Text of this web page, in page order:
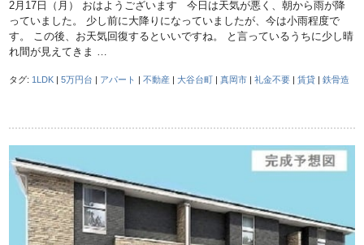
2月17日（月） おはようございます 今日は天気が悪く、朝から雨が降
っていました。 少し前に大降りになっていましたが、今は小雨程度で
す。 この後、お天気回復するといいですね。 と言っているうちに少し晴
れ間が見えてきま …
タグ: 1LDK |5万円台 | アパート |不動産 |大谷台町 |真岡市 |礼金不要 |賃貸 |鉄骨造